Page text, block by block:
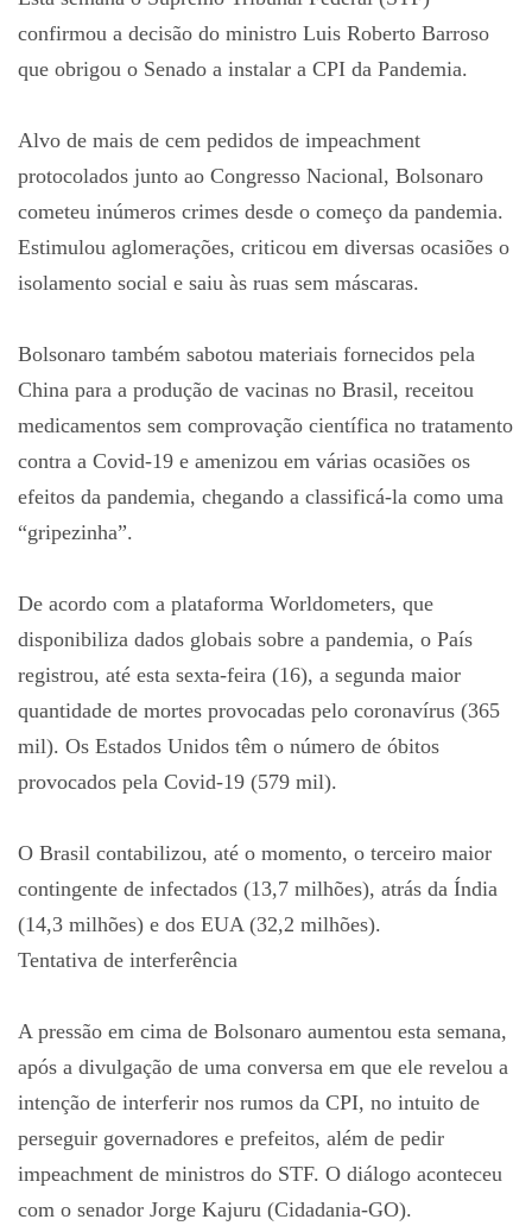
confirmou a decisão do ministro Luis Roberto Barroso
que obrigou o Senado a instalar a CPI da Pandemia.
Alvo de mais de cem pedidos de impeachment
protocolados junto ao Congresso Nacional, Bolsonaro
cometeu inúmeros crimes desde o começo da pandemia.
Estimulou aglomerações, criticou em diversas ocasiões o
isolamento social e saiu às ruas sem máscaras.
Bolsonaro também sabotou materiais fornecidos pela
China para a produção de vacinas no Brasil, receitou
medicamentos sem comprovação científica no tratamento
contra a Covid-19 e amenizou em várias ocasiões os
efeitos da pandemia, chegando a classificá-la como uma
“gripezinha”.
De acordo com a plataforma Worldometers, que
disponibiliza dados globais sobre a pandemia, o País
registrou, até esta sexta-feira (16), a segunda maior
quantidade de mortes provocadas pelo coronavírus (365
mil). Os Estados Unidos têm o número de óbitos
provocados pela Covid-19 (579 mil).
O Brasil contabilizou, até o momento, o terceiro maior
contingente de infectados (13,7 milhões), atrás da Índia
(14,3 milhões) e dos EUA (32,2 milhões).
Tentativa de interferência
A pressão em cima de Bolsonaro aumentou esta semana,
após a divulgação de uma conversa em que ele revelou a
intenção de interferir nos rumos da CPI, no intuito de
perseguir governadores e prefeitos, além de pedir
impeachment de ministros do STF. O diálogo aconteceu
com o senador Jorge Kajuru (Cidadania-GO).